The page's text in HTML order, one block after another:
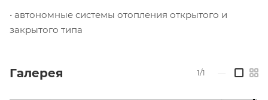
• автономные системы отопления открытого и
закрытого типа
Галерея 1/1